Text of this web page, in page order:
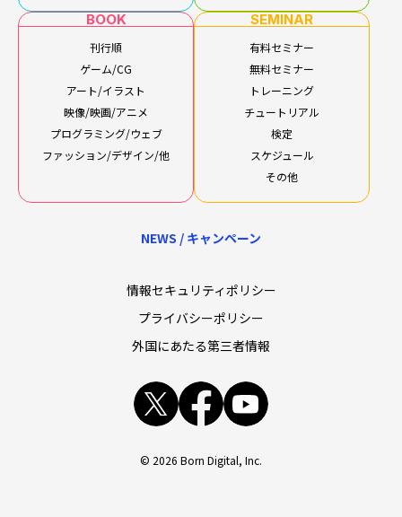
BOOK
刊行順
ゲーム/CG
アート/イラスト
映像/映画/アニメ
プログラミング/ウェブ
ファッション/デザイン/他
SEMINAR
有料セミナー
無料セミナー
トレーニング
チュートリアル
検定
スケジュール
その他
NEWS / キャンペーン
情報セキュリティポリシー
プライバシーポリシー
外国にあたる第三者情報
x facebook
© 2026 Born Digital, Inc.